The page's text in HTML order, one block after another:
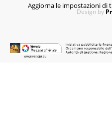
Aggiorna le impostazioni di
Design by